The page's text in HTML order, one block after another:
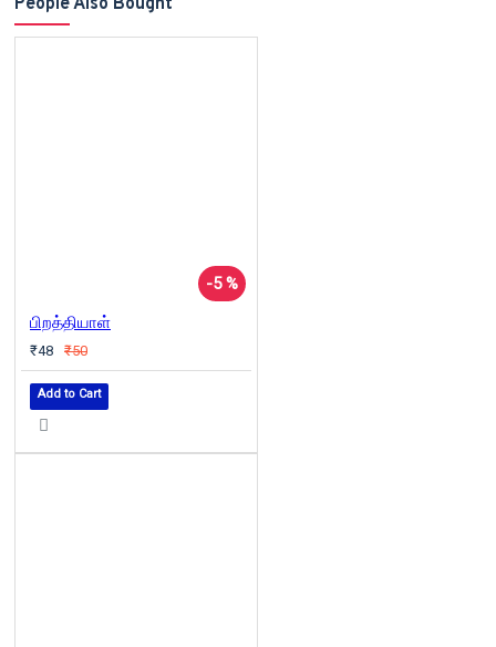
-5 %
பிறத்தியாள்
₹48 ₹50
Add to Cart